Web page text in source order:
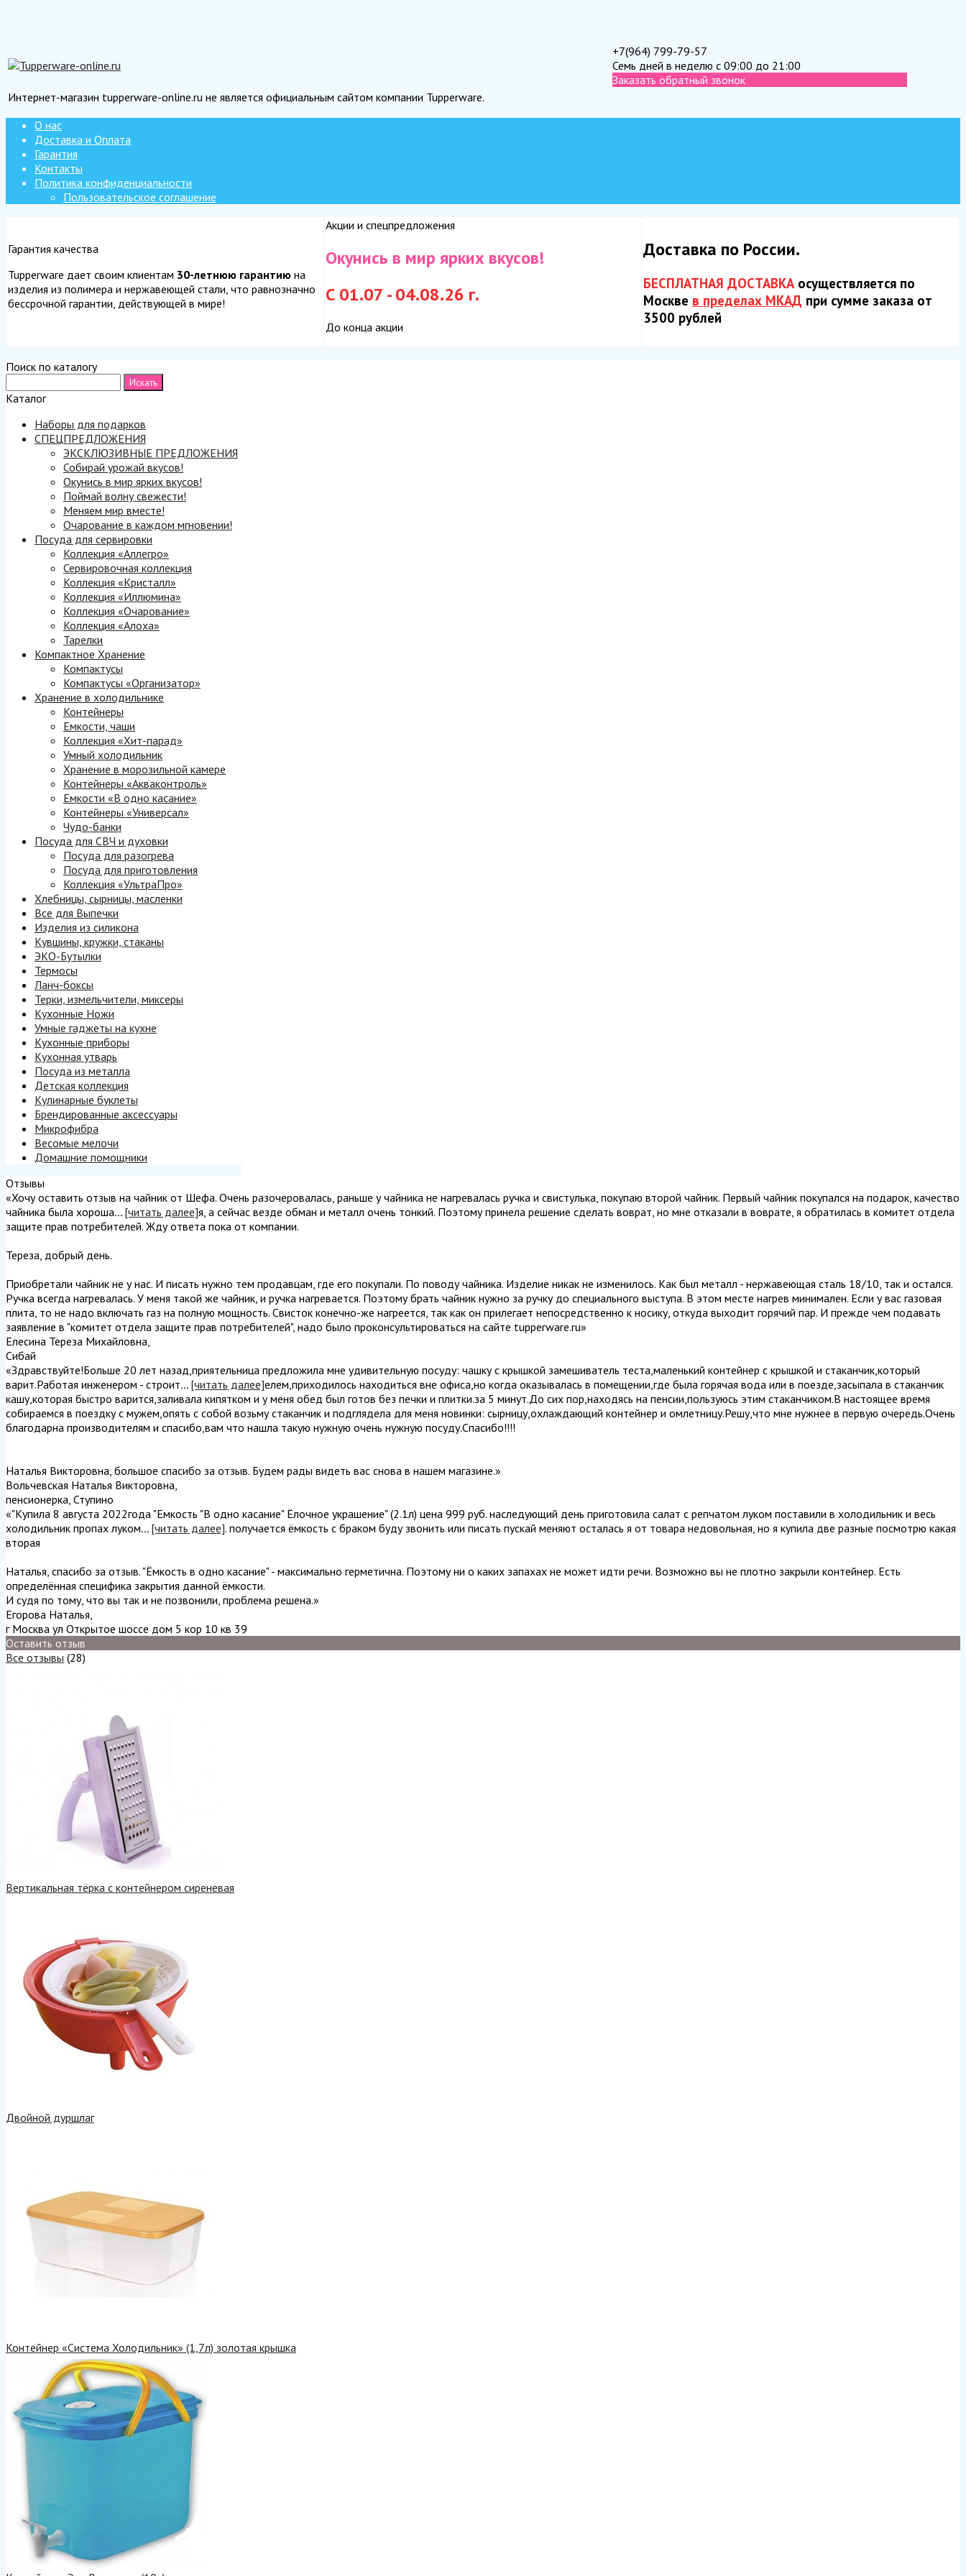
+7(964) 799-79-57
Семь дней в неделю с 09:00 до 21:00
Заказать обратный звонок
Интернет-магазин tupperware-online.ru не является официальным сайтом компании Tupperware.
О нас
Доставка и Оплата
Гарантия
Контакты
Политика конфиденциальности
Пользовательское соглашение
Гарантия качества
Tupperware дает своим клиентам 30-летнюю гарантию на
изделия из полимера и нержавеющей стали, что равнозначно
бессрочной гарантии, действующей в мире!
Акции и спецпредложения
Окунись в мир ярких вкусов!
С 01.07 - 04.08.26 г.
До конца акции
Доставка по России.
БЕСПЛАТНАЯ ДОСТАВКАосуществляется по
Москве в пределах МКАД при сумме заказа от
3500 рублей
Поиск по каталогу
Каталог
Наборы для подарков
СПЕЦПРЕДЛОЖЕНИЯ
ЭКСКЛЮЗИВНЫЕ ПРЕДЛОЖЕНИЯ
Собирай урожай вкусов!
Окунись в мир ярких вкусов!
Поймай волну свежести!
Меняем мир вместе!
Очарование в каждом мгновении!
Посуда для сервировки
Коллекция «Аллегро»
Сервировочная коллекция
Коллекция «Кристалл»
Коллекция «Иллюмина»
Коллекция «Очарование»
Коллекция «Алоха»
Тарелки
Компактное Хранение
Компактусы
Компактусы «Организатор»
Хранение в холодильнике
Контейнеры
Емкости, чаши
Коллекция «Хит-парад»
Умный холодильник
Хранение в морозильной камере
Контейнеры «Акваконтроль»
Емкости «В одно касание»
Контейнеры «Универсал»
Чудо-банки
Посуда для СВЧ и духовки
Посуда для разогрева
Посуда для приготовления
Коллекция «УльтраПро»
Хлебницы, сырницы, масленки
Все для Выпечки
Изделия из силикона
Кувшины, кружки, стаканы
ЭКО-Бутылки
Термосы
Ланч-боксы
Терки, измельчители, миксеры
Кухонные Ножи
Умные гаджеты на кухне
Кухонные приборы
Кухонная утварь
Посуда из металла
Детская коллекция
Кулинарные буклеты
Брендированные аксессуары
Микрофибра
Весомые мелочи
Домашние помощники
Отзывы
«Хочу оставить отзыв на чайник от Шефа. Очень разочеровалась, раньше у чайника не нагревалась ручка и свистулька, покупаю второй чайник. Первый чайник покупался на подарок, качество
чайника была хороша... [читать далее]я, а сейчас везде обман и металл очень тонкий. Поэтому принела решение сделать воврат, но мне отказали в воврате, я обратилась в комитет отдела
защите прав потребителей. Жду ответа пока от компании.
Тереза, добрый день.
Приобретали чайник не у нас. И писать нужно тем продавцам, где его покупали. По поводу чайника. Изделие никак не изменилось. Как был металл - нержавеющая сталь 18/10, так и остался.
Ручка всегда нагревалась. У меня такой же чайник, и ручка нагревается. Поэтому брать чайник нужно за ручку до специального выступа. В этом месте нагрев минимален. Если у вас газовая
плита, то не надо включать газ на полную мощность. Свисток конечно-же нагреется, так как он прилегает непосредственно к носику, откуда выходит горячий пар. И прежде чем подавать
заявление в "комитет отдела защите прав потребителей", надо было проконсультироваться на сайте tupperware.ru»
Елесина Тереза Михайловна,
Сибай
«Здравствуйте!Больше 20 лет назад,приятельница предложила мне удивительную посуду: чашку с крышкой замешиватель теста,маленький контейнер с крышкой и стаканчик,который
варит.Работая инженером - строит... [читать далее]елем,приходилось находиться вне офиса,но когда оказывалась в помещении,где была горячая вода или в поезде,засыпала в стаканчик
кашу,которая быстро варится,заливала кипятком и у меня обед был готов без печки и плитки.за 5 минут.До сих пор,находясь на пенсии,пользуюсь этим стаканчиком.В настоящее время
собираемся в поездку с мужем,опять с собой возьму стаканчик и подглядела для меня новинки: сырницу,охлаждающий контейнер и омлетницу.Решу,что мне нужнее в первую очередь.Очень
благодарна производителям и спасибо,вам что нашла такую нужную очень нужную посуду.Спасибо!!!!
Наталья Викторовна, большое спасибо за отзыв. Будем рады видеть вас снова в нашем магазине.»
Вольчевская Наталья Викторовна,
пенсионерка, Ступино
«"Купила 8 августа 2022года "Емкость "В одно касание" Ёлочное украшение" (2.1л) цена 999 руб. наследующий день приготовила салат с репчатом луком поставили в холодильник и весь
холодильник пропах луком... [читать далее]. получается ёмкость с браком буду звонить или писать пускай меняют осталась я от товара недовольная, но я купила две разные посмотрю какая
вторая
Наталья, спасибо за отзыв. "Ёмкость в одно касание" - максимально герметична. Поэтому ни о каких запахах не может идти речи. Возможно вы не плотно закрыли контейнер. Есть
определённая специфика закрытия данной ёмкости.
И судя по тому, что вы так и не позвонили, проблема решена.»
Егорова Наталья,
г Москва ул Открытое шоссе дом 5 кор 10 кв 39
Оставить отзыв
Все отзывы (28)
Вертикальная тёрка с контейнером сиреневая
Двойной дуршлаг
Контейнер «Система Холодильник» (1,7л) золотая крышка